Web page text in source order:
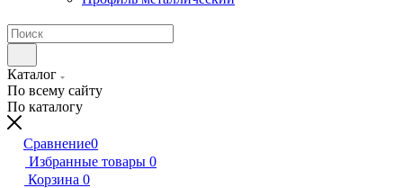
Каталог
По всему сайту
По каталогу
Сравнение0
Избранные товары 0
Корзина 0